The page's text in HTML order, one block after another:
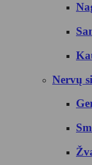
Nervų